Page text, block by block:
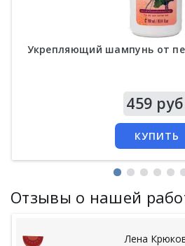
Укрепляющий шампунь от
459
КУПИТЬ
Отзывы о нашей
Лена